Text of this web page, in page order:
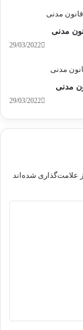
29/03/2022
29/03/2022
علامت‌گذاری شده‌اند